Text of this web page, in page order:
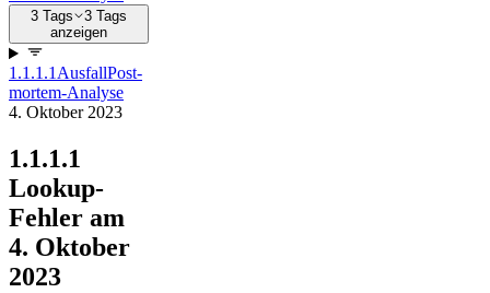
3 Tags
3 Tags
anzeigen
1.1.1.1 AusfallPost-
mortem-Analyse
4. Oktober 2023
1.1.1.1
Lookup-
Fehler am
4. Oktober
2023